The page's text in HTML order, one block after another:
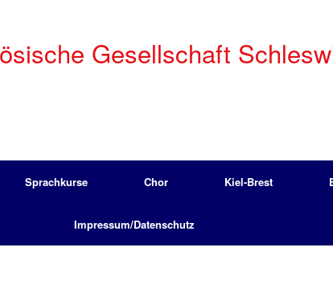
Gesellschaft
Sprachkurse Chor Kiel-Brest
Impressum/Datenschutz